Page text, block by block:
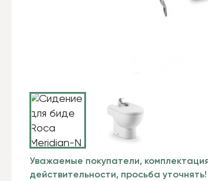
Уважаемые покупатели,
действительности, просьба уточнять!